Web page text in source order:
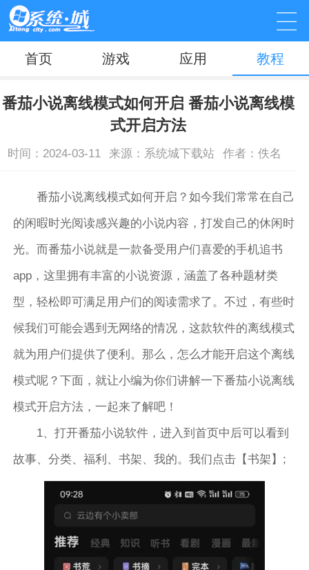
首页 游戏 应用 教程
番茄小说离线模式如何开启 番茄小说离线模
式开启方法
时间：2024-03-11 来源：系统城下载站 作者：佚名
番茄小说离线模式如何开启？如今我们常常在自己
的闲暇时光阅读感兴趣的小说内容，打发自己的休闲时
光。而番茄小说就是一款备受用户们喜爱的手机追书
app，这里拥有丰富的小说资源，涵盖了各种题材类
型，轻松即可满足用户们的阅读需求了。不过，有些时
候我们可能会遇到无网络的情况，这款软件的离线模式
就为用户们提供了便利。那么，怎么才能开启这个离线
模式呢？下面，就让小编为你们讲解一下番茄小说离线
模式开启方法，一起来了解吧！
1、打开番茄小说软件，进入到首页中后可以看到
故事、分类、福利、书架、我的。我们点击【书架】;